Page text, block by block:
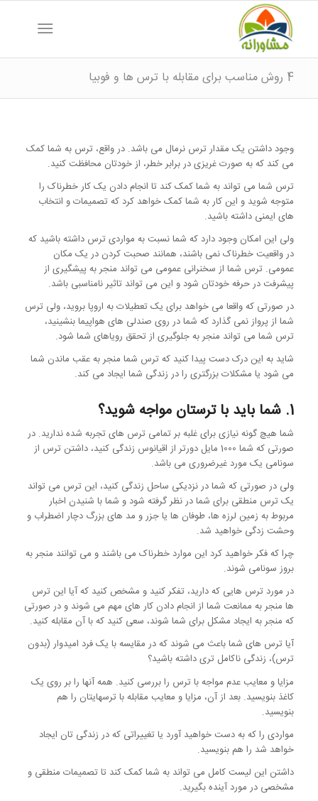
4 روش مناسب برای مقابله با ترس ها و فوبیا
وجود داشتن یک مقدار ترس نرمال می باشد. در واقع، ترس به شما کمک
می کند که به صورت غریزی در برابر خطر، از خودتان محافظت کنید.
ترس شما می تواند به شما کمک کند تا انجام دادن یک کار خطرناک را
متوجه شوید و این کار به شما کمک خواهد کرد که تصمیمات و انتخاب
های ایمنی داشته باشید.
ولی این امکان وجود دارد که شما نسبت به مواردی ترس داشته باشید که
در واقعیت خطرناک نمی باشند، همانند صحبت کردن در یک مکان
عمومی. ترس شما از سخنرانی عمومی می تواند منجر به پیشگیری از
پیشرفت در حرفه خودتان شود و این می تواند تاثیر نامناسبی باشد.
در صورتی که واقعا می خواهد برای یک تعطیلات به اروپا بروید، ولی ترس
شما از پرواز نمی گذارد که شما در روی صندلی های هواپیما بنشینید،
ترس شما می تواند منجر به جلوگیری از تحقق رویاهای شما شود.
شاید به این درک دست پیدا کنید که ترس شما منجر به عقب ماندن شما
می شود یا مشکلات بزرگتری را در زندگی شما ایجاد می کند.
1. شما باید با ترستان مواجه شوید؟
شما هیچ گونه نیازی برای غلبه بر تمامی ترس های تجربه شده ندارید. در
صورتی که شما 1000 مایل دورتر از اقیانوس زندگی کنید، داشتن ترس از
سونامی یک مورد غیرضروری می باشد.
ولی در صورتی که شما در نزدیکی ساحل زندگی کنید، این ترس می تواند
یک ترس منطقی برای شما در نظر گرفته شود و شما با شنیدن اخبار
مربوط به زمین لرزه ها، طوفان ها یا جزر و مد های بزرگ دچار اضطراب و
وحشت زدگی خواهید شد.
چرا که فکر خواهید کرد این موارد خطرناک می باشند و می توانند منجر به
بروز سونامی شوند.
در مورد ترس هایی که دارید، تفکر کنید و مشخص کنید که آیا این ترس
ها منجر به ممانعت شما از انجام دادن کار های مهم می شوند و در صورتی
که منجر به ایجاد مشکل برای شما شوند، سعی کنید که با آن مقابله کنید.
آیا ترس های شما باعث می شوند که در مقایسه با یک فرد امیدوار (بدون
ترس)، زندگی ناکامل تری داشته باشید؟
مزایا و معایب عدم مواجه با ترس را بررسی کنید. همه آنها را بر روی یک
کاغذ بنویسید. بعد از آن، مزایا و معایب مقابله با ترسهایتان را هم
بنویسید.
مواردی را که به دست خواهید آورد یا تغییراتی که در زندگی تان ایجاد
خواهد شد را هم بنویسید.
داشتن این لیست کامل می تواند به شما کمک کند تا تصمیمات منطقی و
مشخصی در مورد آینده بگیرید.